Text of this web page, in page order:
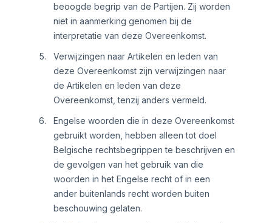
beoogde begrip van de Partijen. Zij worden
niet in aanmerking genomen bij de
interpretatie van deze Overeenkomst.
Verwijzingen naar Artikelen en leden van
deze Overeenkomst zijn verwijzingen naar
de Artikelen en leden van deze
Overeenkomst, tenzij anders vermeld.
Engelse woorden die in deze Overeenkomst
gebruikt worden, hebben alleen tot doel
Belgische rechtsbegrippen te beschrijven en
de gevolgen van het gebruik van die
woorden in het Engelse recht of in een
ander buitenlands recht worden buiten
beschouwing gelaten.